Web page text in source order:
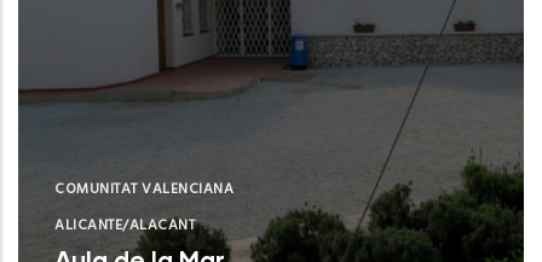
COMUNITAT VALENCIANA
ALICANTE/ALACANT